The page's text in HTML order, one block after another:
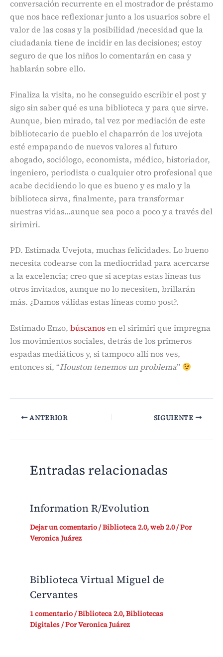
conversación recurrente en el mostrador de préstamo
que nos hace reflexionar junto a los usuarios sobre el
valor de las cosas y la posibilidad /necesidad que la
ciudadania tiene de incidir en las decisiones; estoy
seguro de que los niños lo comentarán en casa y
hablarán sobre ello.
Finaliza la visita, no he conseguido escribir el post y
sigo sin saber qué es una biblioteca y para que sirve.
Aunque, bien mirado, tal vez por mediación de este
bibliotecario de pueblo el chaparrón de los uvejota
esté empapando de nuevos valores al futuro
abogado, sociólogo, economista, médico, historiador,
ingeniero, periodista o cualquier otro profesional que
acabe decidiendo lo que es bueno y es malo y la
biblioteca sirva, finalmente, para transformar
nuestras vidas…aunque sea poco a poco y a través del
sirimiri.
PD. Estimada Uvejota, muchas felicidades. Lo bueno
necesita codearse con la mediocridad para acercarse
a la excelencia; creo que si aceptas estas líneas tus
otros invitados, aunque no lo necesiten, brillarán
más. ¿Damos válidas estas líneas como post?.
Estimado Enzo, búscanosen el sirimiri que impregna
los movimientos sociales, detrás de los primeros
espadas mediáticos y, si tampoco allí nos ves,
entonces sí, “Houston tenemos un problema”
ANTERIOR SIGUIENTE
Entradas relacionadas
Information R/Evolution
Dejar un comentario/Biblioteca 2.0,web 2.0/ Por
Veronica Juárez
Biblioteca Virtual Miguel de
Cervantes
1 comentario/Biblioteca 2.0,Bibliotecas
Digitales/ PorVeronica Juárez